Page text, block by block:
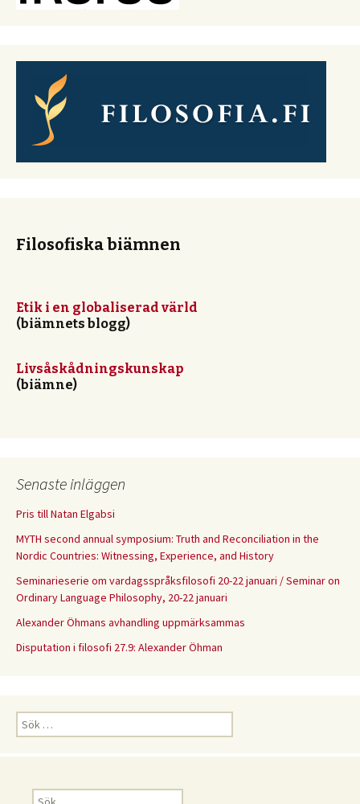
Filosofiska biämnen
Etik i en globaliserad värld
(biämnets blogg)
Livsåskådningskunskap
(biämne)
Senaste inläggen
Pris till Natan Elgabsi
MYTH second annual symposium: Truth and Reconciliation in the
Nordic Countries: Witnessing, Experience, and History
Seminarieserie om vardagsspråksfilosofi 20-22 januari / Seminar on
Ordinary Language Philosophy, 20-22 januari
Alexander Öhmans avhandling uppmärksammas
Disputation i filosofi 27.9: Alexander Öhman
Sök
efter:
Sök